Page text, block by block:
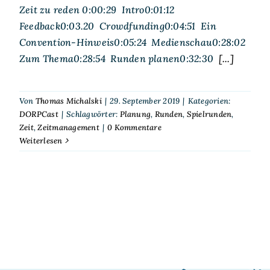
Zeit zu reden 0:00:29 Intro0:01:12
Feedback0:03.20 Crowdfunding0:04:51 Ein
Convention-Hinweis0:05:24 Medienschau0:28:02
Zum Thema0:28:54 Runden planen0:32:30 [...]
Von Thomas Michalski | 29. September 2019 | Kategorien:
DORPCast | Schlagwörter: Planung, Runden, Spielrunden,
Zeit,Zeitmanagement | 0 Kommentare
Weiterlesen